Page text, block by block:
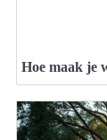
Hoe maak je